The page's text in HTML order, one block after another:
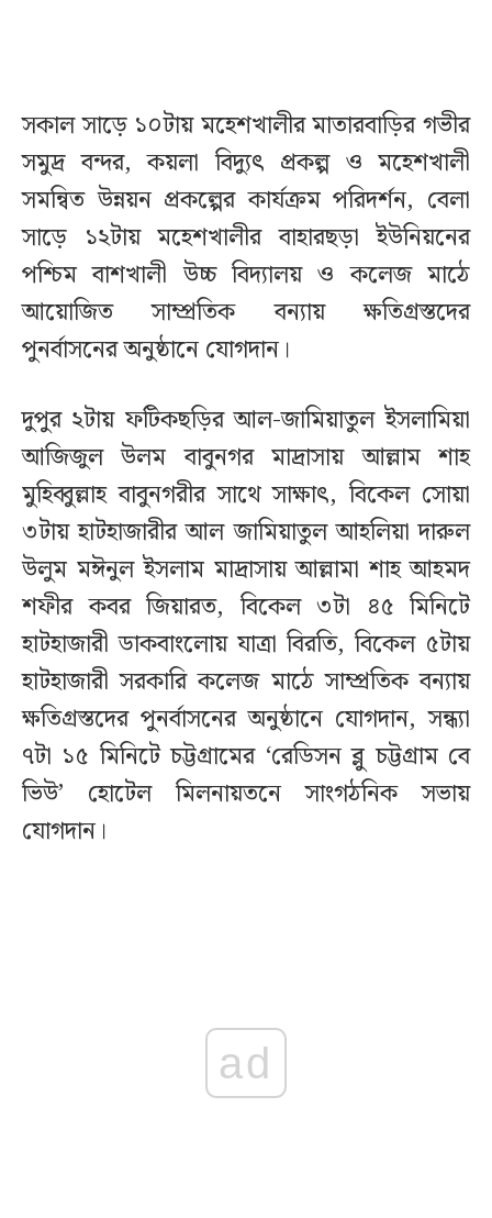
সকাল সাড়ে ১০টায় মহেশখালীর মাতারবাড়ির গভীর
সমুদ্র বন্দর, কয়লা বিদ্যুৎ প্রকল্প ও মহেশখালী
সমন্বিত উন্নয়ন প্রকল্পের কার্যক্রম পরিদর্শন, বেলা
সাড়ে ১২টায় মহেশখালীর বাহারছড়া ইউনিয়নের
পশ্চিম বাশখালী উচ্চ বিদ্যালয় ও কলেজ মাঠে
আয়োজিত সাম্প্রতিক বন্যায় ক্ষতিগ্রস্তদের
পুনর্বাসনের অনুষ্ঠানে যোগদান।
দুপুর ২টায় ফটিকছড়ির আল-জামিয়াতুল ইসলামিয়া
আজিজুল উলম বাবুনগর মাদ্রাসায় আল্লাম শাহ
মুহিব্বুল্লাহ বাবুনগরীর সাথে সাক্ষাৎ, বিকেল সোয়া
৩টায় হাটহাজারীর আল জামিয়াতুল আহলিয়া দারুল
উলুম মঈনুল ইসলাম মাদ্রাসায় আল্লামা শাহ আহমদ
শফীর কবর জিয়ারত, বিকেল ৩টা ৪৫ মিনিটে
হাটহাজারী ডাকবাংলোয় যাত্রা বিরতি, বিকেল ৫টায়
হাটহাজারী সরকারি কলেজ মাঠে সাম্প্রতিক বন্যায়
ক্ষতিগ্রস্তদের পুনর্বাসনের অনুষ্ঠানে যোগদান, সন্ধ্যা
৭টা ১৫ মিনিটে চট্টগ্রামের ‘রেডিসন ব্লু চট্টগ্রাম বে
ভিউ’ হোটেল মিলনায়তনে সাংগঠনিক সভায়
যোগদান।
ad